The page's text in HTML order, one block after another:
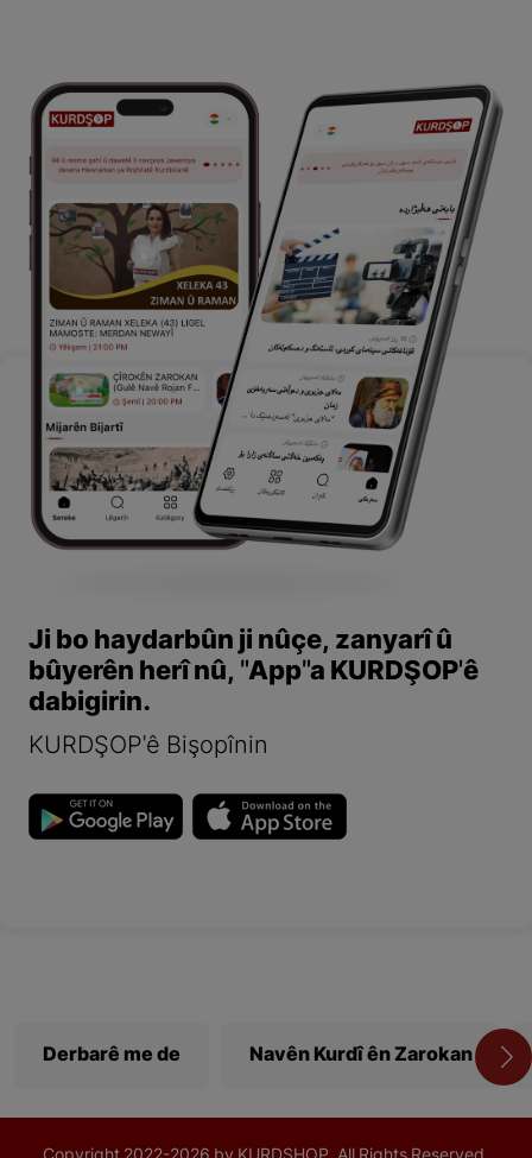
Ji bo haydarbûn ji nûçe, zanyarî û
bûyerên herî nû, "App"a KURDŞOP'ê
dabigirin.
KURDŞOP'ê Bişopînin
Derbarê me de Navên Kurdî ên Zarokan